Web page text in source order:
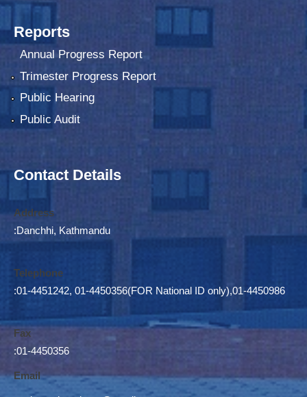
Reports
Annual Progress Report
Trimester Progress Report
Public Hearing
Public Audit
Contact Details
Address
:Danchhi, Kathmandu
Telephone
:01-4451242, 01-4450356(FOR National ID only),01-4450986
Fax
:01-4450356
Email